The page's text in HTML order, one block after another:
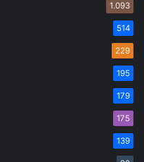
1.093
514
229
195
179
175
139